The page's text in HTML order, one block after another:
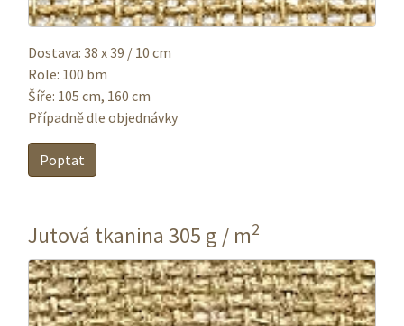
Dostava: 38 x 39 / 10 cm
Role: 100 bm
Šíře: 105 cm, 160 cm
Případně dle objednávky
Poptat
Jutová tkanina 305 g / m2